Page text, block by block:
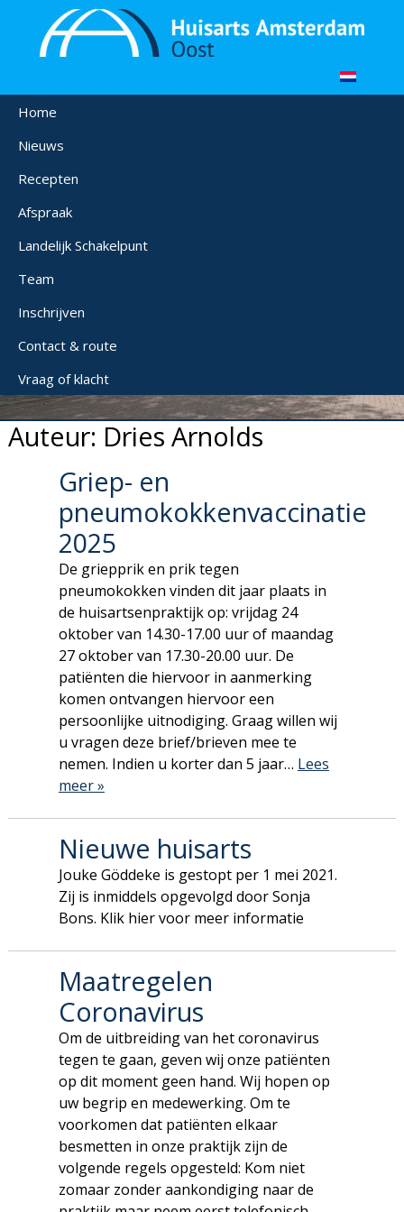
Home
Nieuws
Recepten
Afspraak
Landelijk Schakelpunt
Team
Inschrijven
Contact & route
Vraag of klacht
Auteur: Dries Arnolds
Griep- en
pneumokokkenvaccinatie
2025
De griepprik en prik tegen
pneumokokken vinden dit jaar plaats in
de huisartsenpraktijk op: vrijdag 24
oktober van 14.30-17.00 uur of maandag
27 oktober van 17.30-20.00 uur. De
patiënten die hiervoor in aanmerking
komen ontvangen hiervoor een
persoonlijke uitnodiging. Graag willen wij
u vragen deze brief/brieven mee te
nemen. Indien u korter dan 5 jaar… Lees
meer »
Nieuwe huisarts
Jouke Göddeke is gestopt per 1 mei 2021.
Zij is inmiddels opgevolgd door Sonja
Bons. Klik hier voor meer informatie
Maatregelen
Coronavirus
Om de uitbreiding van het coronavirus
tegen te gaan, geven wij onze patiënten
op dit moment geen hand. Wij hopen op
uw begrip en medewerking. Om te
voorkomen dat patiënten elkaar
besmetten in onze praktijk zijn de
volgende regels opgesteld: Kom niet
zomaar zonder aankondiging naar de